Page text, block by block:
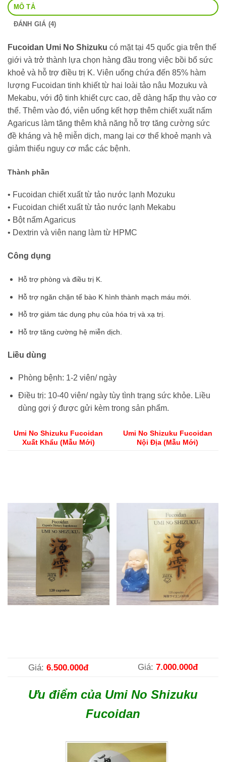
MÔ TẢ
ĐÁNH GIÁ (4)
Fucoidan Umi No Shizuku có mặt tại 45 quốc gia trên thế
giới và trở thành lựa chọn hàng đầu trong việc bồi bổ sức
khoẻ và hỗ trợ điều trị K. Viên uống chứa đến 85% hàm
lượng Fucoidan tinh khiết từ hai loài tảo nâu Mozuku và
Mekabu, với độ tinh khiết cực cao, dễ dàng hấp thụ vào cơ
thể. Thêm vào đó, viên uống kết hợp thêm chiết xuất nấm
Agaricus làm tăng thêm khả năng hỗ trợ tăng cường sức
đề kháng và hệ miễn dịch, mang lại cơ thể khoẻ mạnh và
giảm thiểu nguy cơ mắc các bệnh.
Thành phần
• Fucoidan chiết xuất từ tảo nước lạnh Mozuku
• Fucoidan chiết xuất từ tảo nước lạnh Mekabu
• Bột nấm Agaricus
• Dextrin và viên nang làm từ HPMC
Công dụng
Hỗ trợ phòng và điều trị K.
Hỗ trợ ngăn chặn tế bào K hình thành mạch máu mới.
Hỗ trợ giảm tác dụng phụ của hóa trị và xạ trị.
Hỗ trợ tăng cường hệ miễn dịch.
Liều dùng
Phòng bệnh: 1-2 viên/ ngày
Điều trị: 10-40 viên/ ngày tùy tình trạng sức khỏe. Liều
dùng gợi ý được gửi kèm trong sản phẩm.
Umi No Shizuku Fucoidan
Xuất Khẩu (Mẫu Mới)
Umi No Shizuku Fucoidan
Nội Địa (Mẫu Mới)
Giá:6.500.000đ Giá: 7.000.000đ
Ưu điểm của Umi No Shizuku
Fucoidan